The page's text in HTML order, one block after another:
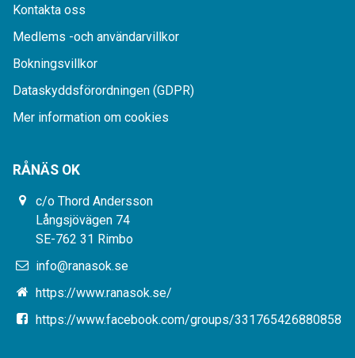
Kontakta oss
Medlems -och användarvillkor
Bokningsvillkor
Dataskyddsförordningen (GDPR)
Mer information om cookies
RÅNÄS OK
c/o Thord Andersson
Långsjövägen 74
SE-762 31 Rimbo
info@ranasok.se
https://www.ranasok.se/
https://www.facebook.com/groups/331765426880858